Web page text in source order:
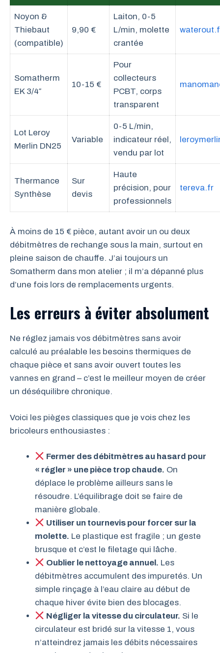
Noyon &
Thiebaut
(compatible)
9,90 €
Laiton, 0-5
L/min, molette
crantée
Somatherm
EK 3/4″
10-15 €
Pour
collecteurs
PCBT, corps
transparent
Lot Leroy
Merlin DN25
Variable
0-5 L/min,
indicateur réel,
vendu par lot
Thermance
Synthèse
Sur
devis
Haute
précision, pour
professionnels
tereva.fr
À moins de 15 € pièce, autant avoir un ou deux
débitmètres de rechange sous la main, surtout en
pleine saison de chauffe. J’ai toujours un
Somatherm dans mon atelier ; il m’a dépanné plus
d’une fois lors de remplacements urgents.
Les erreurs à éviter absolument
Ne réglez jamais vos débitmètres sans avoir
calculé au préalable les besoins thermiques de
chaque pièce et sans avoir ouvert toutes les
vannes en grand – c’est le meilleur moyen de créer
un déséquilibre chronique.
Voici les pièges classiques que je vois chez les
bricoleurs enthousiastes :
Fermer des débitmètres au hasard pour
« régler » une pièce trop chaude. On
déplace le problème ailleurs sans le
résoudre. L’équilibrage doit se faire de
manière globale.
Utiliser un tournevis pour forcer sur la
molette. Le plastique est fragile ; un geste
brusque et c’est le filetage qui lâche.
Oublier le nettoyage annuel. Les
débitmètres accumulent des impuretés. Un
simple rinçage à l’eau claire au début de
chaque hiver évite bien des blocages.
Négliger la vitesse du circulateur. Si le
circulateur est bridé sur la vitesse 1, vous
n’atteindrez jamais les débits nécessaires